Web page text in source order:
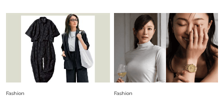
【40代夏コーデ】猛暑でも快適＆上品に！体型
カバーも叶う厳選アイテム〈13選〉
Fashion 2026.7.27
どんな顔タイプにも合う！40代にカジュアルす
ぎない【キャップ＆ハット】4選
Fashion Fashion